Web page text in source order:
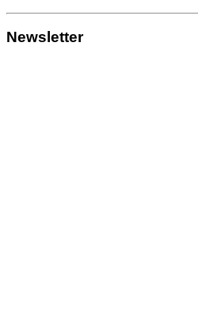
Newsletter